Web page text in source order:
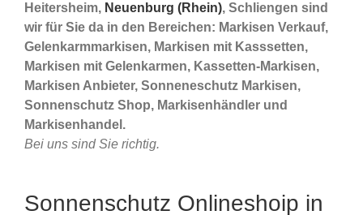
Heitersheim, Neuenburg (Rhein), Schliengen sind
wir für Sie da in den Bereichen: Markisen Verkauf,
Gelenkarmmarkisen, Markisen mit Kasssetten,
Markisen mit Gelenkarmen, Kassetten-Markisen,
Markisen Anbieter, Sonneneschutz Markisen,
Sonnenschutz Shop, Markisenhändler und
Markisenhandel.
Bei uns sind Sie richtig.
Sonnenschutz Onlineshoip in